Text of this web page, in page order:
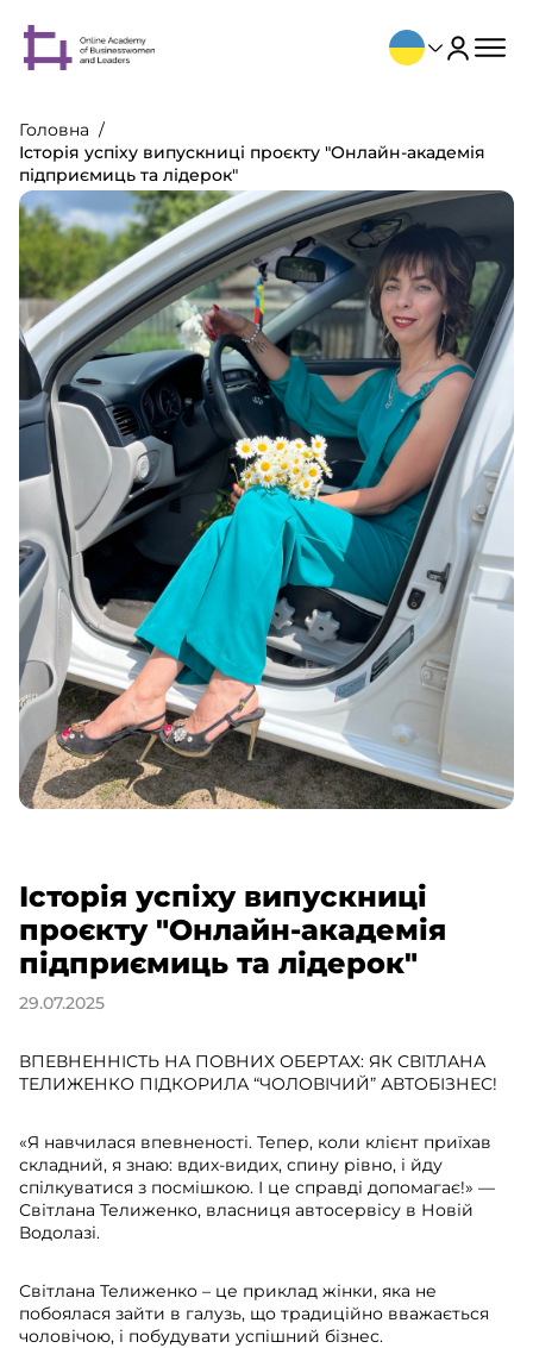
Головна
Історія успіху випускниці проєкту "Онлайн-академія
підприємиць та лідерок"
Історія успіху випускниці
проєкту "Онлайн-академія
підприємиць та лідерок"
29.07.2025
ВПЕВНЕННІСТЬ НА ПОВНИХ ОБЕРТАХ: ЯК СВІТЛАНА
ТЕЛИЖЕНКО ПІДКОРИЛА “ЧОЛОВІЧИЙ” АВТОБІЗНЕС!
«Я навчилася впевненості. Тепер, коли клієнт приїхав
складний, я знаю: вдих-видих, спину рівно, і йду
спілкуватися з посмішкою. І це справді допомагає!» —
Світлана Телиженко, власниця автосервісу в Новій
Водолазі.
Світлана Телиженко – це приклад жінки, яка не
побоялася зайти в галузь, що традиційно вважається
чоловічою, і побудувати успішний бізнес.